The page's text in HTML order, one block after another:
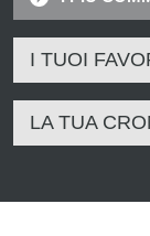
I TUOI
LA TUA